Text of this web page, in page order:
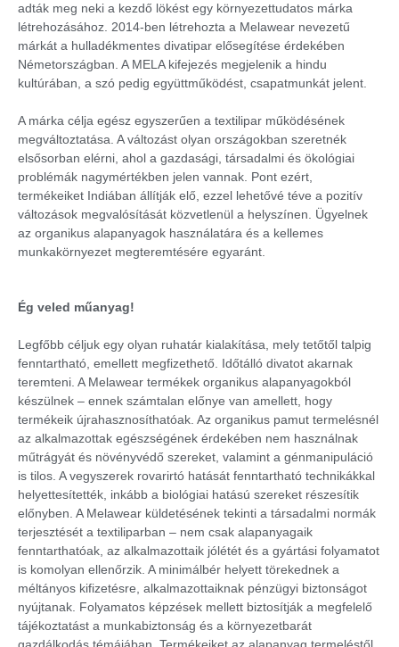
adták meg neki a kezdő lökést egy környezettudatos márka
létrehozásához. 2014-ben létrehozta a Melawear nevezetű
márkát a hulladékmentes divatipar elősegítése érdekében
Németországban. A MELA kifejezés megjelenik a hindu
kultúrában, a szó pedig együttműködést, csapatmunkát jelent.
A márka célja egész egyszerűen a textilipar működésének
megváltoztatása. A változást olyan országokban szeretnék
elsősorban elérni, ahol a gazdasági, társadalmi és ökológiai
problémák nagymértékben jelen vannak. Pont ezért,
termékeiket Indiában állítják elő, ezzel lehetővé téve a pozitív
változások megvalósítását közvetlenül a helyszínen. Ügyelnek
az organikus alapanyagok használatára és a kellemes
munkakörnyezet megteremtésére egyaránt.
Ég veled műanyag!
Legfőbb céljuk egy olyan ruhatár kialakítása, mely tetőtől talpig
fenntartható, emellett megfizethető. Időtálló divatot akarnak
teremteni. A Melawear termékek organikus alapanyagokból
készülnek – ennek számtalan előnye van amellett, hogy
termékeik újrahasznosíthatóak. Az organikus pamut termelésnél
az alkalmazottak egészségének érdekében nem használnak
műtrágyát és növényvédő szereket, valamint a génmanipuláció
is tilos. A vegyszerek rovarirtó hatását fenntartható technikákkal
helyettesítették, inkább a biológiai hatású szereket részesítik
előnyben. A Melawear küldetésének tekinti a társadalmi normák
terjesztését a textiliparban – nem csak alapanyagaik
fenntarthatóak, az alkalmazottaik jólétét és a gyártási folyamatot
is komolyan ellenőrzik. A minimálbér helyett törekednek a
méltányos kifizetésre, alkalmazottaiknak pénzügyi biztonságot
nyújtanak. Folyamatos képzések mellett biztosítják a megfelelő
tájékoztatást a munkabiztonság és a környezetbarát